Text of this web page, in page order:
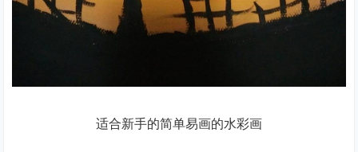
适合新手的简单易画的水彩画